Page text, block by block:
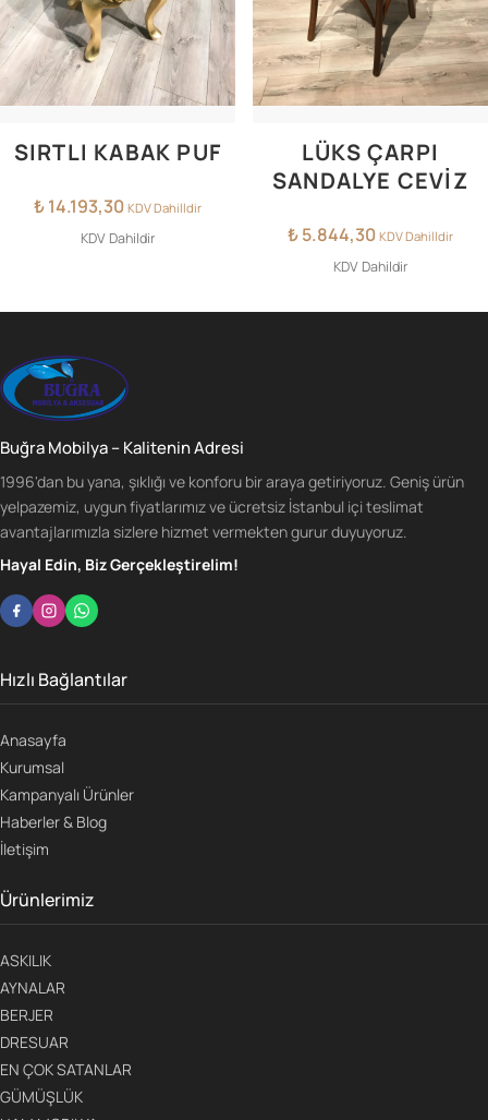
SIRTLI KABAK PUF
₺14.193,30 KDV Dahilldir
KDV Dahildir
LÜKS ÇARPI
SANDALYE CEVİZ
₺5.844,30 KDV Dahilldir
KDV Dahildir
Buğra Mobilya – Kalitenin Adresi
1996'dan bu yana, şıklığı ve konforu bir araya getiriyoruz. Geniş ürün
yelpazemiz, uygun fiyatlarımız ve ücretsiz İstanbul içi teslimat
avantajlarımızla sizlere hizmet vermekten gurur duyuyoruz.
Hayal Edin, Biz Gerçekleştirelim!
Hızlı Bağlantılar
Anasayfa
Kurumsal
Kampanyalı Ürünler
Haberler & Blog
İletişim
Ürünlerimiz
ASKILIK
AYNALAR
BERJER
DRESUAR
EN ÇOK SATANLAR
GÜMÜŞLÜK